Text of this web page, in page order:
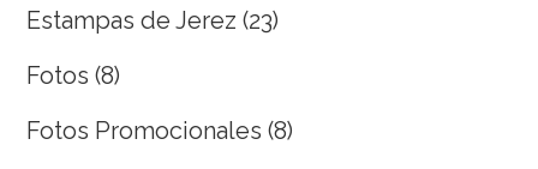
Estampas de Jerez (23)
Fotos (8)
Fotos Promocionales (8)